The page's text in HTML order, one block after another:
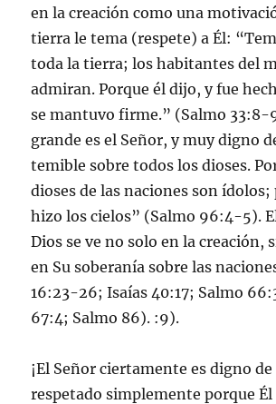
en la creación como una
tierra le tema (respete) a Él:
toda la tierra; los habitantes del
admiran. Porque él dijo, y fue
se mantuvo firme.” (Salmo 33:8-
grande es el Señor, y muy digno
temible sobre todos los dioses.
dioses de las naciones son ídolos;
hizo los cielos” (Salmo 96:4-5).
Dios se ve no solo en la creación,
en Su soberanía sobre las
16:23-26; Isaías 40:17; Salmo
67:4; Salmo 86). :9).
¡El Señor ciertamente es digno
respetado simplemente porque Él